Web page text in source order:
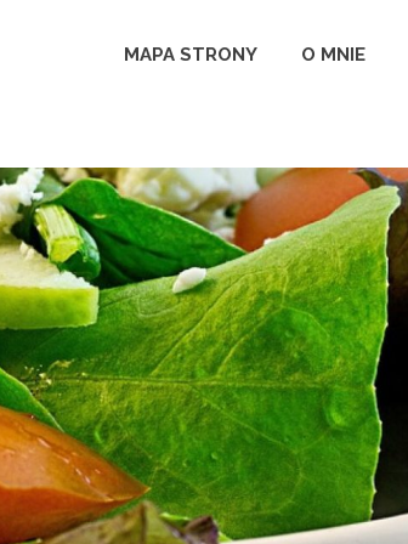
MAPA STRONY O MNIE